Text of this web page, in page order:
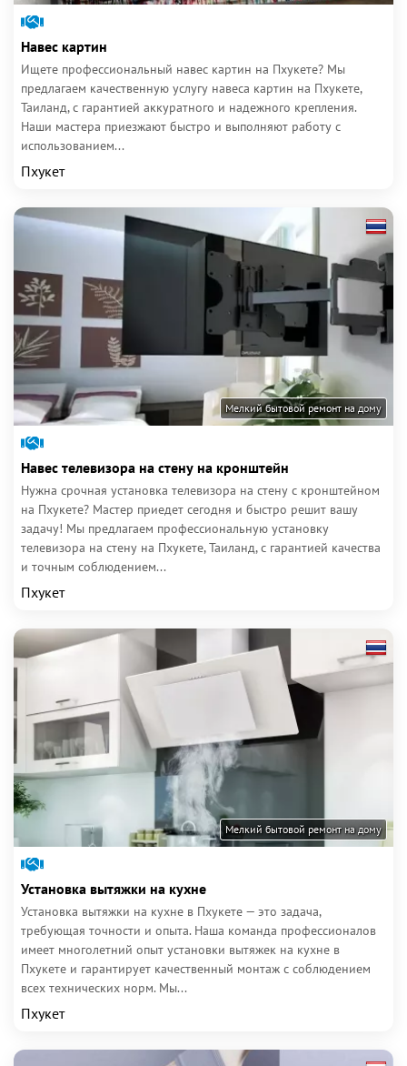
Навес картин
Ищете профессиональный навес картин на Пхукете? Мы
предлагаем качественную услугу навеса картин на Пхукете,
Таиланд, с гарантией аккуратного и надежного крепления.
Наши мастера приезжают быстро и выполняют работу с
использованием...
Пхукет
Мелкий бытовой ремонт на дому
Навес телевизора на стену на кронштейн
Нужна срочная установка телевизора на стену с кронштейном
на Пхукете? Мастер приедет сегодня и быстро решит вашу
задачу! Мы предлагаем профессиональную установку
телевизора на стену на Пхукете, Таиланд, с гарантией качества
и точным соблюдением...
Пхукет
Мелкий бытовой ремонт на дому
Установка вытяжки на кухне
Установка вытяжки на кухне в Пхукете — это задача,
требующая точности и опыта. Наша команда профессионалов
имеет многолетний опыт установки вытяжек на кухне в
Пхукете и гарантирует качественный монтаж с соблюдением
всех технических норм. Мы...
Пхукет